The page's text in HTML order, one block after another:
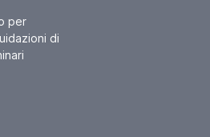
per
di